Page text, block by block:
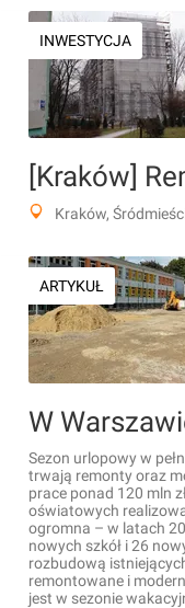
INWESTYCJA
[Kraków]
Kraków,
ARTYKUŁ
Sezon urlopowy w
trwają remonty oraz
prace ponad 120 mln
oświatowych
ogromna – w latach
nowych szkół i 26
rozbudową
remontowane i
jest w sezonie